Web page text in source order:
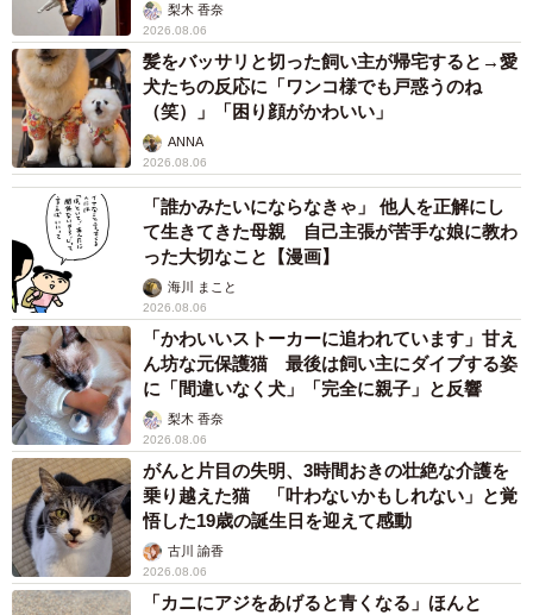
のでしょうか。
調査の結果、「60歳以上のベテランが活躍している実績」
（38.5％）が最も多くなり、身近にロールモデルとなる先
輩がいることで具体的な将来像を描きやすくなり、安心感
につながる様子が見て取れました。
次点は「週3日勤務や短時間勤務などの柔軟なシフト制」
（37.8％）で、年齢や体調の変化に合わせて働き方をグラ
デーションのように調整できる仕組みが求められているこ
とがわかりました。
◇ ◇
調査を実施した同社は、「2026年4月には、在職老齢年金
制度の基準額引き上げが施行され、60歳以上が働きながら
年金を受け取りやすくなるなど、国としても高齢者の長期
就業を後押しする制度整備を進めています。企業には、単
なる雇用継続だけでなく、年齢やライフステージに応じて
梨木 香奈
2026.08.06
髪をバッサリと切った飼い主が帰宅すると→愛
犬たちの反応に「ワンコ様でも戸惑うのね
（笑）」「困り顔がかわいい」
ANNA
2026.08.06
「誰かみたいにならなきゃ」 他人を正解にし
て生きてきた母親 自己主張が苦手な娘に教わ
った大切なこと【漫画】
海川 まこと
2026.08.06
「かわいいストーカーに追われています」甘え
ん坊な元保護猫 最後は飼い主にダイブする姿
に「間違いなく犬」「完全に親子」と反響
梨木 香奈
2026.08.06
がんと片目の失明、3時間おきの壮絶な介護を
乗り越えた猫 「叶わないかもしれない」と覚
悟した19歳の誕生日を迎えて感動
古川 諭香
2026.08.06
「カニにアジをあげると青くなる」ほんと